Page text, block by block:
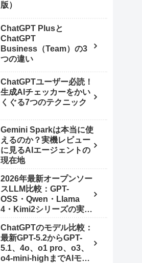
版）
ChatGPT Plusと
ChatGPT
Business（Team）の3
つの違い
ChatGPTユーザー必読！
生成AIチェッカーをかい
くぐる7つのテクニック
Gemini Sparkは本当に使
えるのか？実機レビュー
に見るAIエージェントの
現在地
2026年最新オープンソー
スLLM比較：GPT-
OSS・Qwen・Llama
4・Kimi2シリーズの実力
ChatGPTのモデル比較：
最新GPT-5.2からGPT-
5.1、4o、o1 pro、o3、
o4-mini-highまでAIモデ